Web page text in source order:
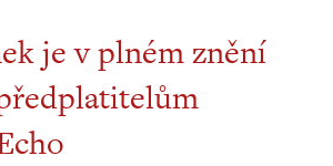
je v plném znění